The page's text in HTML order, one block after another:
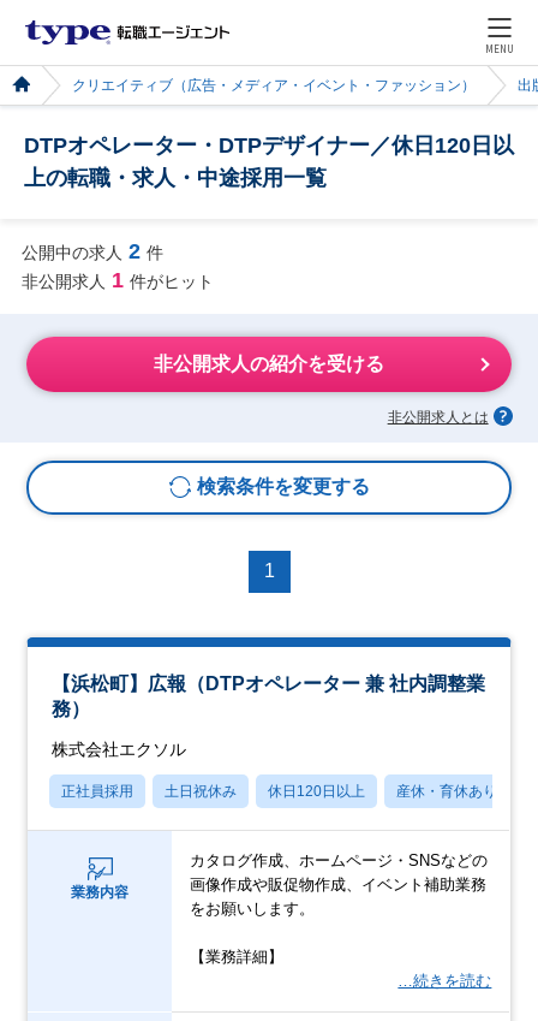
MENU
クリエイティブ（広告・メディア・イベント・ファッション） 出
DTPオペレーター・DTPデザイナー／休日120日以
上の転職・求人・中途採用一覧
公開中の求人 2 件
非公開求人 1 件がヒット
非公開求人の紹介を受ける
非公開求人とは
検索条件を変更する
1
【浜松町】広報（DTPオペレーター 兼 社内調整業
務）
株式会社エクソル
正社員採用 土日祝休み 休日120日以上 産休・育休あり
業務内容
カタログ作成、ホームページ・SNSなどの
画像作成や販促物作成、イベント補助業務
をお願いします。
【業務詳細】
…続きを読む